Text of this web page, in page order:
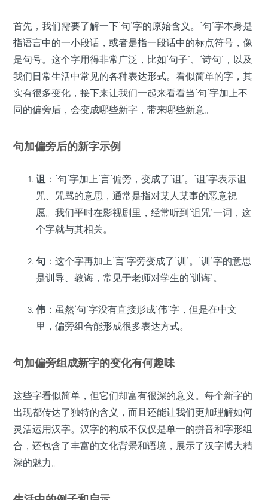
首先，我们需要了解一下‘句’字的原始含义。‘句’字本身是
指语言中的一小段话，或者是指一段话中的标点符号，像
是句号。这个字用得非常广泛，比如‘句子’、‘诗句’，以及
我们日常生活中常见的各种表达形式。看似简单的字，其
实有很多变化，接下来让我们一起来看看当‘句’字加上不
同的偏旁后，会变成哪些新字，带来哪些新意。
句加偏旁后的新字示例
诅 ：‘句’字加上‘言’偏旁，变成了‘诅’。‘诅’字表示诅
咒、咒骂的意思，通常是指对某人某事的恶意祝
愿。我们平时在影视剧里，经常听到‘诅咒’一词，这
个字就与其相关。
句 ：这个字再加上‘言’字旁变成了‘训’。‘训’字的意思
是训导、教诲，常见于老师对学生的‘训诲’。
伟 ：虽然‘句’字没有直接形成‘伟’字，但是在中文
里，偏旁组合能形成很多表达方式。
句加偏旁组成新字的变化有何趣味
这些字看似简单，但它们却富有很深的意义。每个新字的
出现都传达了独特的含义，而且还能让我们更加理解如何
灵活运用汉字。汉字的构成不仅仅是单一的拼音和字形组
合，还包含了丰富的文化背景和语境，展示了汉字博大精
深的魅力。